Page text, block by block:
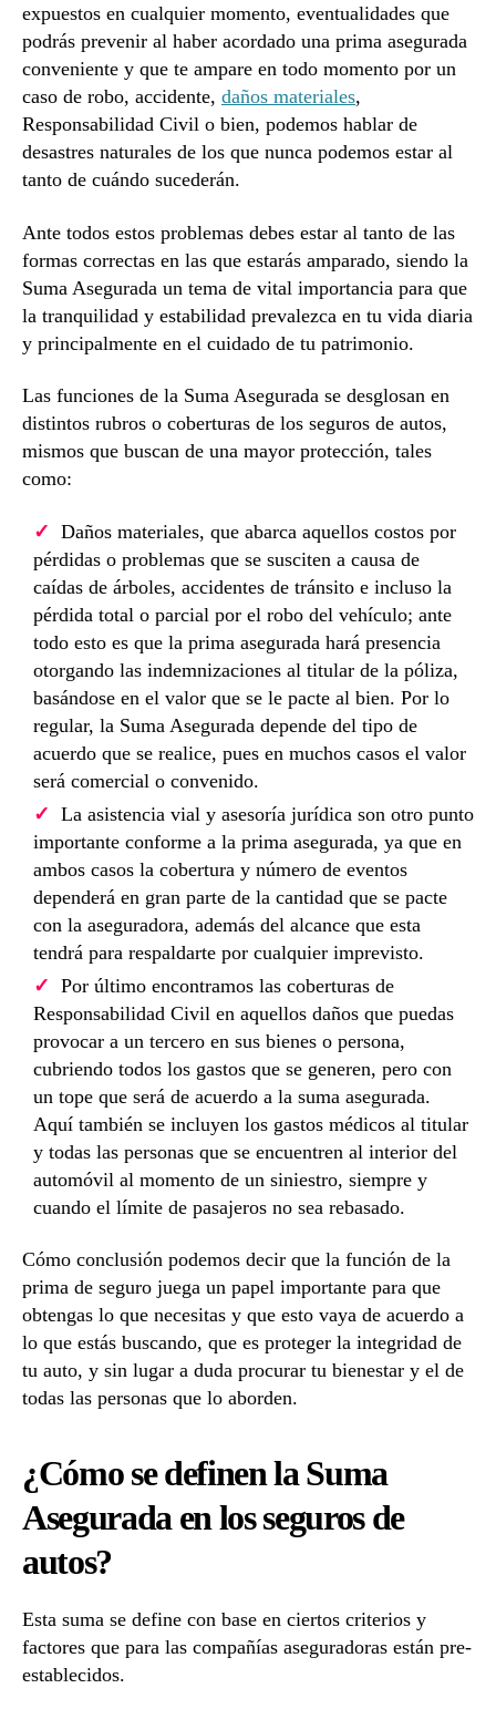
expuestos en cualquier momento, eventualidades que
podrás prevenir al haber acordado una prima asegurada
conveniente y que te ampare en todo momento por un
caso de robo, accidente, daños materiales,
Responsabilidad Civil o bien, podemos hablar de
desastres naturales de los que nunca podemos estar al
tanto de cuándo sucederán.
Ante todos estos problemas debes estar al tanto de las
formas correctas en las que estarás amparado, siendo la
Suma Asegurada un tema de vital importancia para que
la tranquilidad y estabilidad prevalezca en tu vida diaria
y principalmente en el cuidado de tu patrimonio.
Las funciones de la Suma Asegurada se desglosan en
distintos rubros o coberturas de los seguros de autos,
mismos que buscan de una mayor protección, tales
como:
Daños materiales, que abarca aquellos costos por
pérdidas o problemas que se susciten a causa de
caídas de árboles, accidentes de tránsito e incluso la
pérdida total o parcial por el robo del vehículo; ante
todo esto es que la prima asegurada hará presencia
otorgando las indemnizaciones al titular de la póliza,
basándose en el valor que se le pacte al bien. Por lo
regular, la Suma Asegurada depende del tipo de
acuerdo que se realice, pues en muchos casos el valor
será comercial o convenido.
La asistencia vial y asesoría jurídica son otro punto
importante conforme a la prima asegurada, ya que en
ambos casos la cobertura y número de eventos
dependerá en gran parte de la cantidad que se pacte
con la aseguradora, además del alcance que esta
tendrá para respaldarte por cualquier imprevisto.
Por último encontramos las coberturas de
Responsabilidad Civil en aquellos daños que puedas
provocar a un tercero en sus bienes o persona,
cubriendo todos los gastos que se generen, pero con
un tope que será de acuerdo a la suma asegurada.
Aquí también se incluyen los gastos médicos al titular
y todas las personas que se encuentren al interior del
automóvil al momento de un siniestro, siempre y
cuando el límite de pasajeros no sea rebasado.
Cómo conclusión podemos decir que la función de la
prima de seguro juega un papel importante para que
obtengas lo que necesitas y que esto vaya de acuerdo a
lo que estás buscando, que es proteger la integridad de
tu auto, y sin lugar a duda procurar tu bienestar y el de
todas las personas que lo aborden.
¿Cómo se definen la Suma
Asegurada en los seguros de
autos?
Esta suma se define con base en ciertos criterios y
factores que para las compañías aseguradoras están pre-
establecidos.